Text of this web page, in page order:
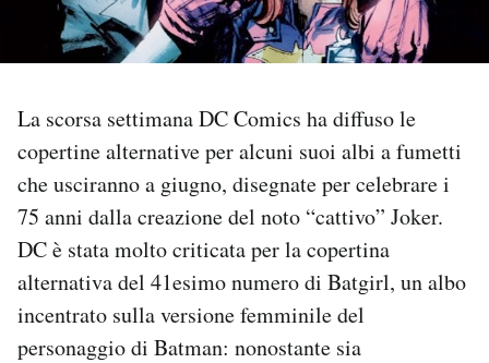
NEWSLETTER
SHOP
CALENDARIO
AREA PERSONALE
Area Personale
La scorsa settimana DC Comics ha diffuso le
copertine alternative per alcuni suoi albi a fumetti
che usciranno a giugno, disegnate per celebrare i
75 anni dalla creazione del noto “cattivo” Joker.
DC è stata molto criticata per la copertina
alternativa del 41esimo numero di Batgirl, un albo
incentrato sulla versione femminile del
personaggio di Batman: nonostante sia